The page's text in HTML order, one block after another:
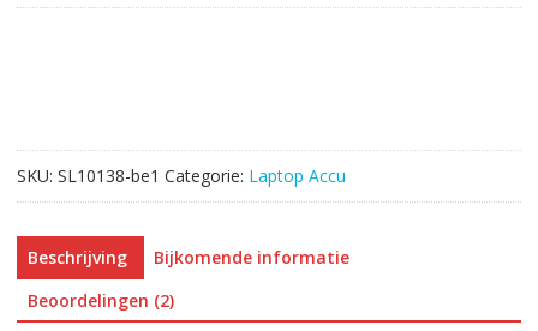
SKU: SL10138-be1 Categorie: Laptop Accu
Beschrijving
Bijkomende informatie
Beoordelingen (2)